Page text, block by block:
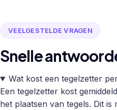
VEELGESTELDE VRAGEN
Snelle
Wat kost een tegelzetter
Een tegelzetter kost
het plaatsen van tegels. Dit is